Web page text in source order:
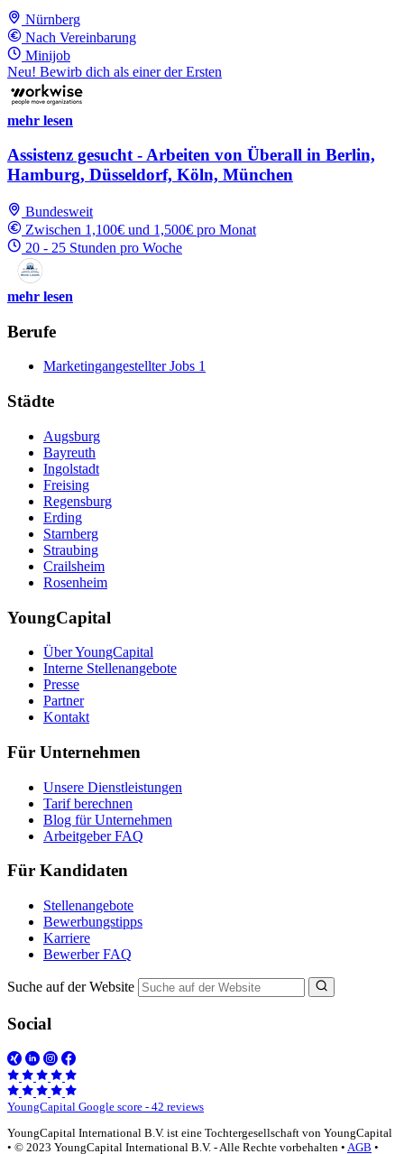
Nürnberg
Nach Vereinbarung
Minijob
Neu! Bewirb dich als einer der Ersten
mehr lesen
Assistenz gesucht - Arbeiten von Überall in Berlin,
Hamburg, Düsseldorf, Köln, München
Bundesweit
Zwischen 1,100€ und 1,500€ pro Monat
20 - 25 Stunden pro Woche
mehr lesen
Berufe
Marketingangestellter Jobs 1
Städte
Augsburg
Bayreuth
Ingolstadt
Freising
Regensburg
Erding
Starnberg
Straubing
Crailsheim
Rosenheim
YoungCapital
Über YoungCapital
Interne Stellenangebote
Presse
Partner
Kontakt
Für Unternehmen
Unsere Dienstleistungen
Tarif berechnen
Blog für Unternehmen
Arbeitgeber FAQ
Für Kandidaten
Stellenangebote
Bewerbungstipps
Karriere
Bewerber FAQ
Suche auf der Website
Social
YoungCapital Google score - 42 reviews
YoungCapital International B.V. ist eine Tochtergesellschaft von YoungCapital
• © 2023 YoungCapital International B.V. - Alle Rechte vorbehalten • AGB •